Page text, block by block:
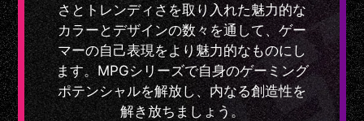
さとトレンディさを取り入れた魅力的な
カラーとデザインの数々を通して、ゲー
マーの自己表現をより魅力的なものにし
ます。MPGシリーズで自身のゲーミング
ポテンシャルを解放し、内なる創造性を
解き放ちましょう。